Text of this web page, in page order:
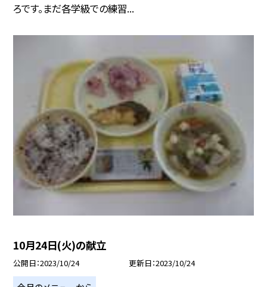
ろです。まだ各学級での練習...
10月24日(火)の献立
公開日 2023/10/24 更新日 2023/10/24